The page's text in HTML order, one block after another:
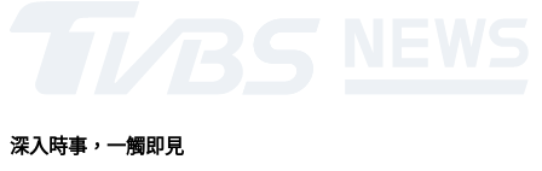
深入時事，一觸即見